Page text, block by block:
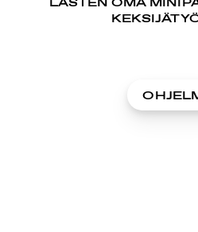
LASTEN OMA